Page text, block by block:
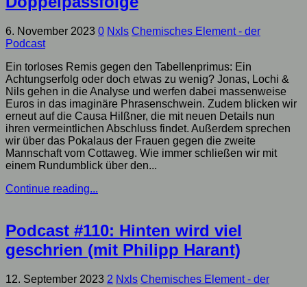
6. November 2023 0 Nxls Chemisches Element - der
Podcast
Ein torloses Remis gegen den Tabellenprimus: Ein
Achtungserfolg oder doch etwas zu wenig? Jonas, Lochi &
Nils gehen in die Analyse und werfen dabei massenweise
Euros in das imaginäre Phrasenschwein. Zudem blicken wir
erneut auf die Causa Hilßner, die mit neuen Details nun
ihren vermeintlichen Abschluss findet. Außerdem sprechen
wir über das Pokalaus der Frauen gegen die zweite
Mannschaft vom Cottaweg. Wie immer schließen wir mit
einem Rundumblick über den...
Continue reading...
Podcast #110: Hinten wird viel
geschrien (mit Philipp Harant)
12. September 2023 2 Nxls Chemisches Element - der